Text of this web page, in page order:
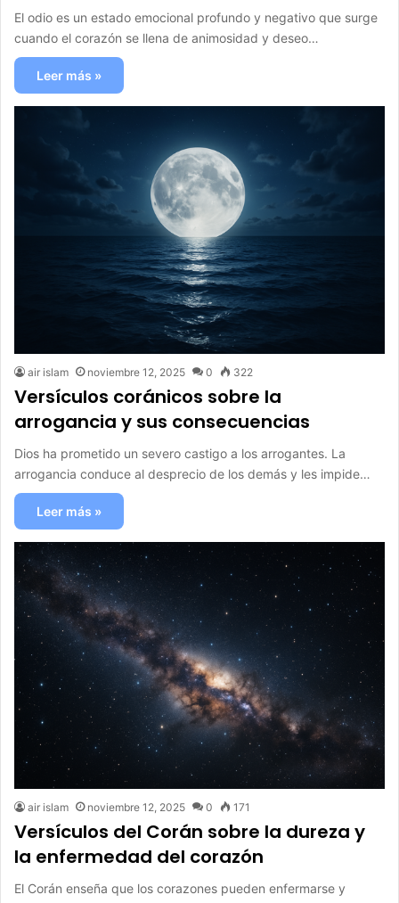
El odio es un estado emocional profundo y negativo que surge
cuando el corazón se llena de animosidad y deseo…
Leer más »
air islam noviembre 12, 2025 0 322
Versículos coránicos sobre la
arrogancia y sus consecuencias
Dios ha prometido un severo castigo a los arrogantes. La
arrogancia conduce al desprecio de los demás y les impide…
Leer más »
air islam noviembre 12, 2025 0 171
Versículos del Corán sobre la dureza y
la enfermedad del corazón
El Corán enseña que los corazones pueden enfermarse y